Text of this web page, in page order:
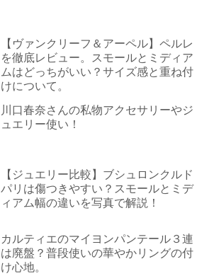
【ヴァンクリーフ＆アーペル】ペルレ
を徹底レビュー。スモールとミディア
ムはどっちがいい？サイズ感と重ね付
けについて。
川口春奈さんの私物アクセサリーやジ
ュエリー使い！
【ジュエリー比較】ブシュロンクルド
パリは傷つきやすい？スモールとミデ
ィアム幅の違いを写真で解説！
カルティエのマイヨンパンテール３連
は廃盤？普段使いの華やかリングの付
け心地。